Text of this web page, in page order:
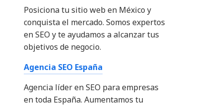
Posiciona tu sitio web en México y
conquista el mercado. Somos expertos
en SEO y te ayudamos a alcanzar tus
objetivos de negocio.
Agencia SEO España
Agencia líder en SEO para empresas
en toda España. Aumentamos tu